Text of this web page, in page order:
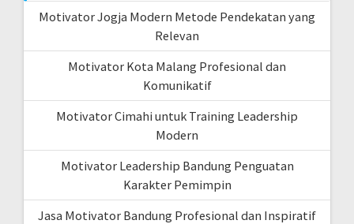
Motivator Jogja Modern Metode Pendekatan yang
Relevan
Motivator Kota Malang Profesional dan
Komunikatif
Motivator Cimahi untuk Training Leadership
Modern
Motivator Leadership Bandung Penguatan
Karakter Pemimpin
Jasa Motivator Bandung Profesional dan Inspiratif